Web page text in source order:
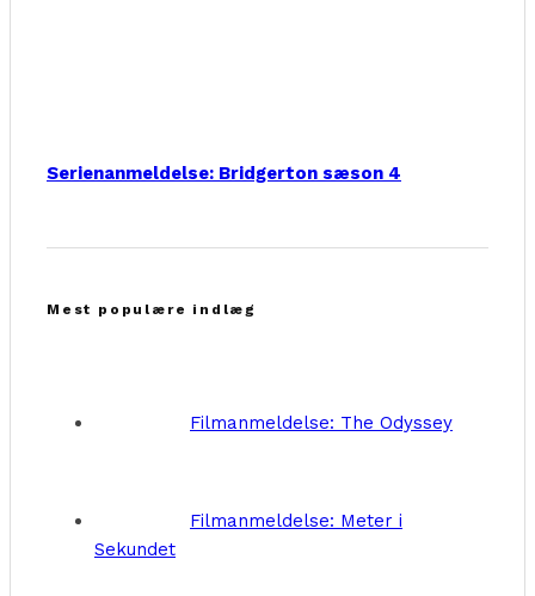
Serienanmeldelse: Bridgerton sæson 4
Mest populære indlæg
Filmanmeldelse: The Odyssey
Filmanmeldelse: Meter i
Sekundet